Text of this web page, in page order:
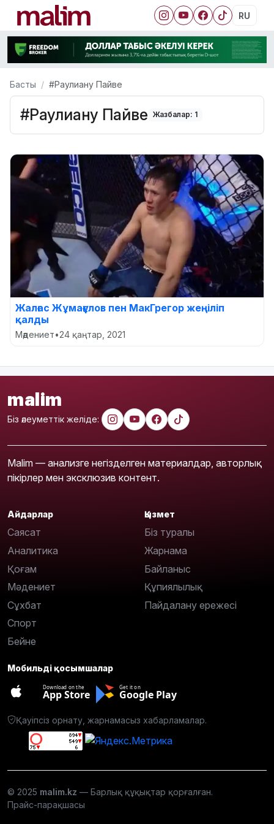
RU
Басты #Раулиану Пайве
#Раулиану Пайве Жазбалар: 1
Жалғас Жұмағұлов пен МакГрегор жеңіліп
қалды
Мәдениет•24 қаңтар, 2021
malim
Біз әлеуметтік желіде:
Malim — анализге негізделген материалдар, авторлық
пікірлер мен эксклюзив контент.
Айдарлар
Саясат
Аналитика
Қоғам
Мәдениет
Сұхбат
Спорт
Бейне
Қызмет
Біз туралы
Жарнама
Байланыс
Құпиялылық
Пайдалану ережесі
Мобильді қосымшалар
Download on the
App Store
Get it on
Google Play
Қауіпсіз орнату, жарнамасыз хабарламалар.
© 2025 malim.kz — Барлық құқықтар қорғалған.
Прайс-парақшасы